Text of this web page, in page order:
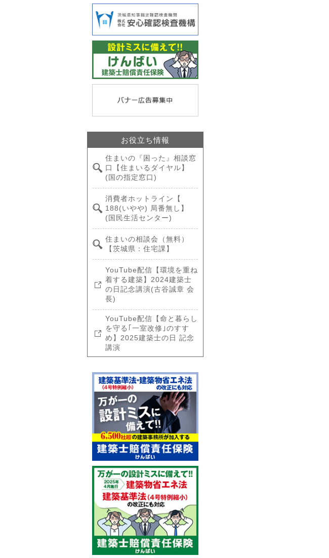
お役立ち情報
住まいの『困った』相談窓
口【住まいるダイヤル】
(国の指定窓口)
消費者ホットライン【
188(いやや) 局番無し】
(国民生活センター)
住まいの相談会（無料）
【茨城県：住宅課】
YouTube配信【環境を重ね
着する建築】2024建築士
の日記念講演(古谷誠章 会
長)
YouTube配信【命と暮らし
を守る｢一室改修｣のすす
め】2025建築士の日 記念
講演